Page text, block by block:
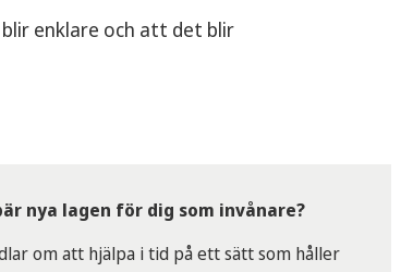
enklare och att det blir
nya lagen för dig som invånare?
om att hjälpa i tid på ett sätt som håller